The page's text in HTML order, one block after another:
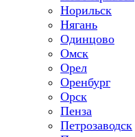
Норильск
Нягань
Одинцово
Омск
Орел
Оренбург
Орск
Пенза
Петрозаводск